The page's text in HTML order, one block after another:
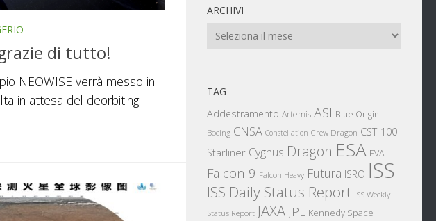
di tutto!
NEOWISE verrà messo in
in attesa del deorbiting
ARCHIVI
Archivi
TAG
Addestramento Artemis ASI Blue Origin
Boeing CNSA Constellation Crew Dragon CST-100
Starliner Cygnus Dragon ESA EVA
Falcon 9 Falcon Heavy Futura ISRO ISS
ISS Daily Status Report ISS Weekly
Status Report JAXA JPL Kennedy Space